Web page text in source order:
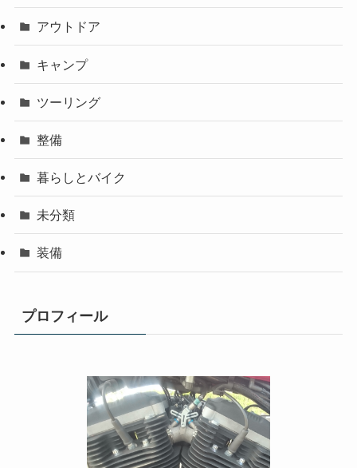
アウトドア
キャンプ
ツーリング
整備
暮らしとバイク
未分類
装備
プロフィール